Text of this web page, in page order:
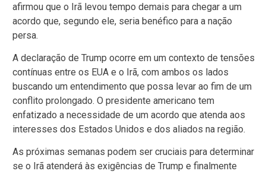
afirmou que o Irã levou tempo demais para chegar a um
acordo que, segundo ele, seria benéfico para a nação
persa.
A declaração de Trump ocorre em um contexto de tensões
contínuas entre os EUA e o Irã, com ambos os lados
buscando um entendimento que possa levar ao fim de um
conflito prolongado. O presidente americano tem
enfatizado a necessidade de um acordo que atenda aos
interesses dos Estados Unidos e dos aliados na região.
As próximas semanas podem ser cruciais para determinar
se o Irã atenderá às exigências de Trump e finalmente